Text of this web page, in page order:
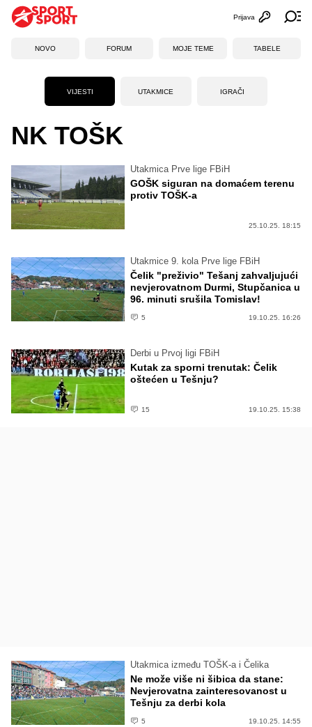
Otvori
Prijava
NOVO FORUM MOJE TEME TABELE
VIJESTI UTAKMICE IGRAČI
NK TOŠK
Utakmica Prve lige FBiH
GOŠK siguran na domaćem terenu
protiv TOŠK-a
25.10.25. 18:15
Utakmice 9. kola Prve lige FBiH
Čelik "preživio" Tešanj zahvaljujući
nevjerovatnom Durmi, Stupčanica u
96. minuti srušila Tomislav!
5 19.10.25. 16:26
Derbi u Prvoj ligi FBiH
Kutak za sporni trenutak: Čelik
oštećen u Tešnju?
15 19.10.25. 15:38
Utakmica između TOŠK-a i Čelika
Ne može više ni šibica da stane:
Nevjerovatna zainteresovanost u
Tešnju za derbi kola
5 19.10.25. 14:55